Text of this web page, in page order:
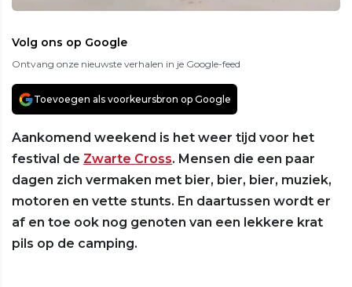
Volg ons op Google
Ontvang onze nieuwste verhalen in je Google-feed
Toevoegen als voorkeursbron op Google
Aankomend weekend is het weer tijd voor het
festival de Zwarte Cross. Mensen die een paar
dagen zich vermaken met bier, bier, bier, muziek,
motoren en vette stunts. En daartussen wordt er
af en toe ook nog genoten van een lekkere krat
pils op de camping.